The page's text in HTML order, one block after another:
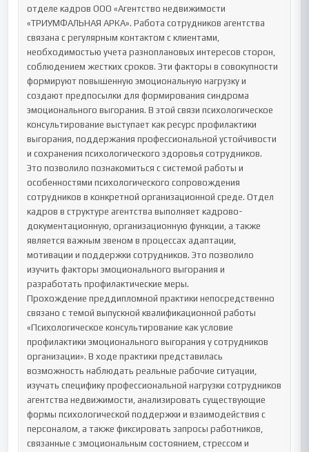
отделе кадров ООО «Агентство недвижимости
«ТРИУМФАЛЬНАЯ АРКА». Работа сотрудников агентства
связана с регулярным контактом с клиентами,
необходимостью учета разноплановых интересов сторон,
соблюдением жестких сроков. Эти факторы в совокупности
формируют повышенную эмоциональную нагрузку и
создают предпосылки для формирования синдрома
эмоционального выгорания. В этой связи психологическое
консультирование выступает как ресурс профилактики
выгорания, поддержания профессиональной устойчивости
и сохранения психологического здоровья сотрудников.
Это позволило познакомиться с системой работы и
особенностями психологического сопровождения
сотрудников в конкретной организационной среде. Отдел
кадров в структуре агентства выполняет кадрово-
документационную, организационную функции, а также
является важным звеном в процессах адаптации,
мотивации и поддержки сотрудников. Это позволило
изучить факторы эмоционального выгорания и
разработать профилактические меры.
Прохождение преддипломной практики непосредственно
связано с темой выпускной квалификационной работы
«Психологическое консультирование как условие
профилактики эмоционального выгорания у сотрудников
организации». В ходе практики представилась
возможность наблюдать реальные рабочие ситуации,
изучать специфику профессиональной нагрузки сотрудников
агентства недвижимости, анализировать существующие
формы психологической поддержки и взаимодействия с
персоналом, а также фиксировать запросы работников,
связанные с эмоциональным состоянием, стрессом и